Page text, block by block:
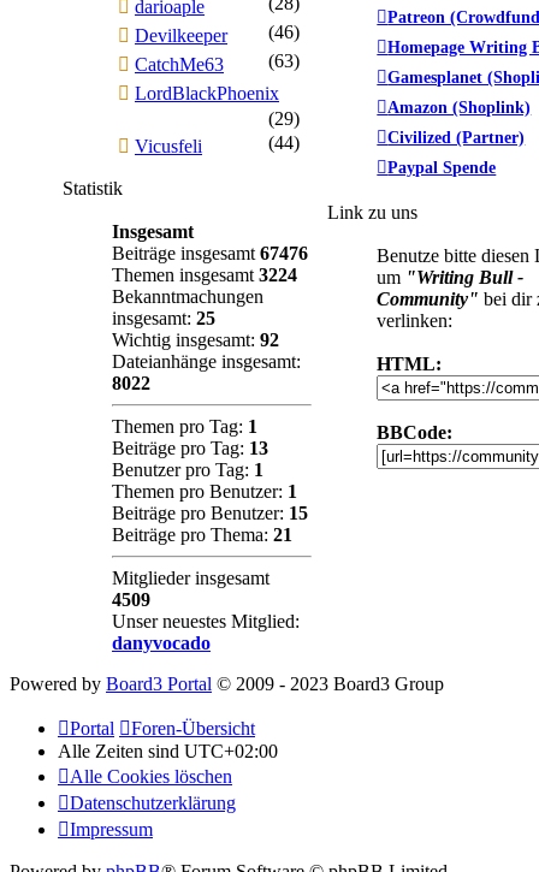
darioaple
Devilkeeper
(46)
CatchMe63
(63)
LordBlackPhoenix
(29)
Vicusfeli
(44)
Statistik
Insgesamt
Beiträge insgesamt 67476
Themen insgesamt 3224
Bekanntmachungen
insgesamt: 25
Wichtig insgesamt: 92
Dateianhänge insgesamt:
8022
Themen pro Tag: 1
Beiträge pro Tag: 13
Benutzer pro Tag: 1
Themen pro Benutzer: 1
Beiträge pro Benutzer: 15
Beiträge pro Thema: 21
Mitglieder insgesamt
4509
Unser neuestes Mitglied:
danyvocado
Patreon
Homepage Writing
Gamesplanet
Amazon (Shoplink)
Civilized (Partner)
Paypal Spende
Link zu uns
Benutze bitte diesen
um "Writing Bull -
Community" bei dir
verlinken:
HTML:
BBCode:
Powered by Board3 Portal © 2009 - 2023 Board3 Group
Portal
Foren-Übersicht
Alle Zeiten sind UTC+02:00
Alle Cookies löschen
Datenschutzerklärung
Impressum